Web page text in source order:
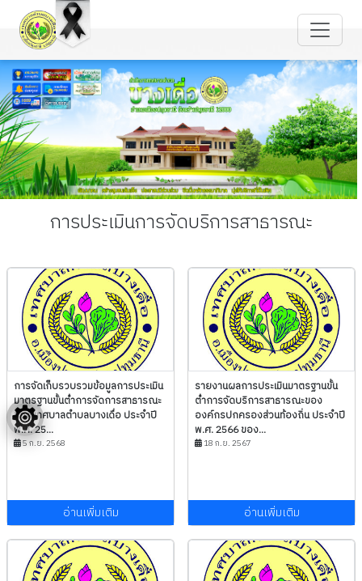
การประเมินการจัดบริการสาธารณะ
การจัดเก็บรวบรวมข้อมูลการประเมิน
มาตรฐานขั้นต่ำการจัดการสาธารณะ
ของ เทศบาลตำบลบางเดื่อ ประจำปี
พ.ศ. 25...
5 ก.ย. 2568
อ่านเพิ่มเติม
รายงานผลการประเมินมาตรฐานขั้น
ต่ำการจัดบริการสาธารณะของ
องค์กรปกครองส่วนท้องถิ่น ประจำปี
พ.ศ. 2566 ของ...
18 ก.ย. 2567
อ่านเพิ่มเติม